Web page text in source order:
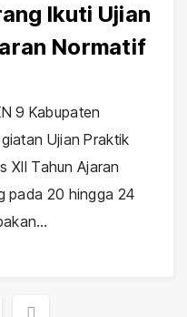
Ikuti Ujian
Normatif
9 Kabupaten
Ujian Praktik
XII Tahun Ajaran
pada 20 hingga 24